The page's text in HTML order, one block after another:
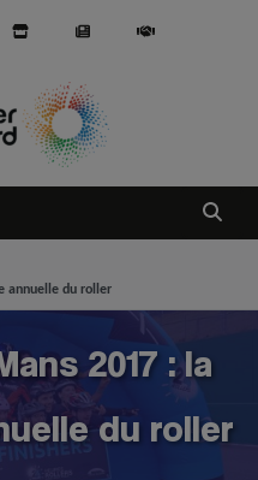
Ouvrir
annuelle du roller
2017 : la
du roller